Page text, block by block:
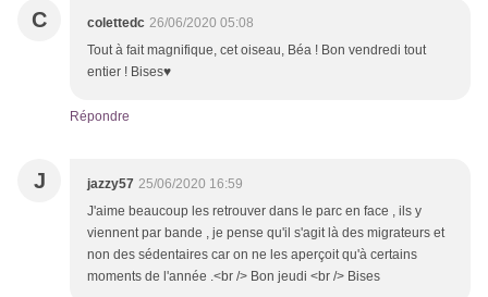
C colettedc 26/06/2020 05:08
Tout à fait magnifique, cet oiseau, Béa ! Bon vendredi tout
entier ! Bises♥
Répondre
J jazzy57 25/06/2020 16:59
J'aime beaucoup les retrouver dans le parc en face , ils y
viennent par bande , je pense qu'il s'agit là des migrateurs et
non des sédentaires car on ne les aperçoit qu'à certains
moments de l'année .<br /> Bon jeudi <br /> Bises